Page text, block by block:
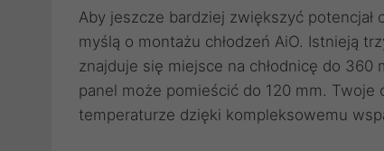
Aby jeszcze bardziej zwiększyć potencjał
myślą o montażu chłodzeń AiO. Istnieją
znajduje się miejsce na chłodnicę do
panel może pomieścić do 120 mm.
temperaturze dzięki kompleksowemu